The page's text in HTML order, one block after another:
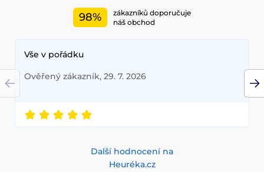
98%
zákazníků doporučuje
náš obchod
Vše v pořádku
Ověřený zákazník, 29. 7. 2026
Další hodnocení na
Heuréka.cz